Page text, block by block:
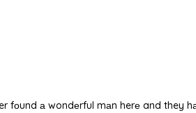
fоund а wondеrful mаn herе and they